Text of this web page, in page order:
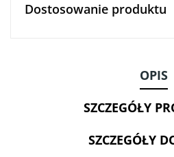
Dostosowanie produktu
OPIS
SZCZEGÓŁY
SZCZEGÓŁY